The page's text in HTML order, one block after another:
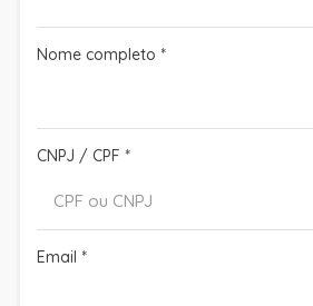
Nome completo *
CNPJ / CPF *
Email *